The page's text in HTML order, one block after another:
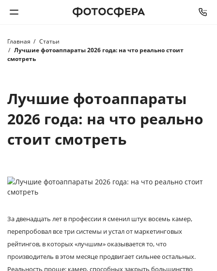
Печать фото
Календари
Интерьерная печать
Багетная мастерская
Услуги и сервис
Магазин
Главная
Статьи
Лучшие фотоаппараты 2026 года: на что реально стоит
смотреть
Лучшие фотоаппараты
2026 года: на что реально
стоит смотреть
За двенадцать лет в профессии я сменил штук восемь камер,
перепробовал все три системы и устал от маркетинговых
рейтингов, в которых «лучшим» оказывается то, что
производитель в этом месяце продвигает сильнее остальных.
Реальность проще: камер, способных закрыть большинство